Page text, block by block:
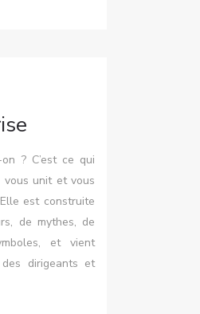
? C’est ce qui
vous unit et vous
est construite
de mythes, de
et vient
des dirigeants et